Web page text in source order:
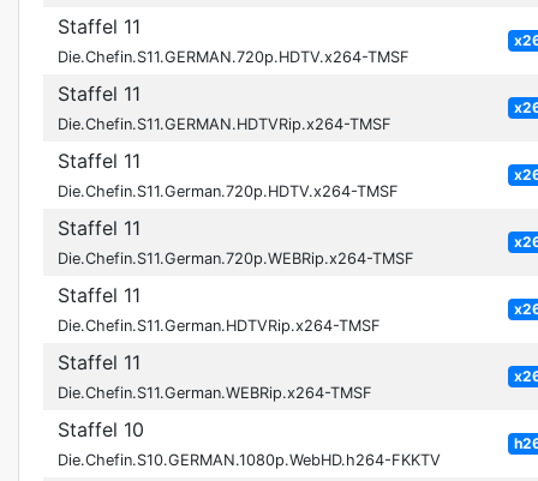
Staffel 11
Die.Chefin.S11.GERMAN.720p.HDTV.x264-TMSF
Staffel 11
Die.Chefin.S11.GERMAN.HDTVRip.x264-TMSF
Staffel 11
Die.Chefin.S11.German.720p.HDTV.x264-TMSF
Staffel 11
Die.Chefin.S11.German.720p.WEBRip.x264-TMSF
Staffel 11
Die.Chefin.S11.German.HDTVRip.x264-TMSF
Staffel 11
Die.Chefin.S11.German.WEBRip.x264-TMSF
Staffel 10
Die.Chefin.S10.GERMAN.1080p.WebHD.h264-FKKTV